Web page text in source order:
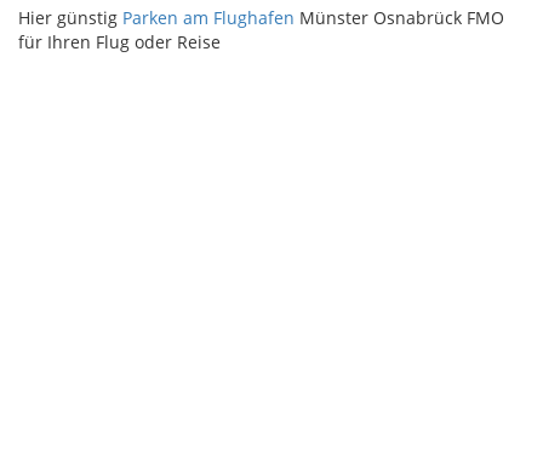
Hier günstig Parken am Flughafen Münster Osnabrück FMO
für Ihren Flug oder Reise